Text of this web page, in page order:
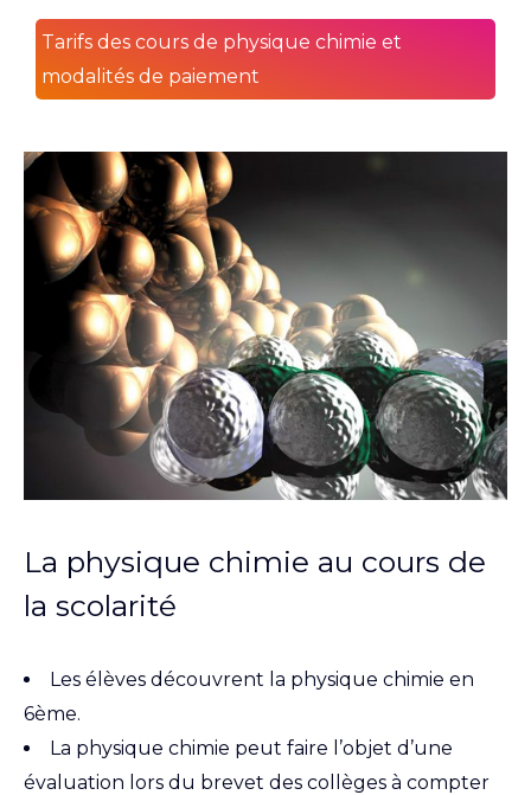
Tarifs des cours de physique chimie et
modalités de paiement
La physique chimie au cours de
la scolarité
Les élèves découvrent la physique chimie en
6ème.
La physique chimie peut faire l’objet d’une
évaluation lors du brevet des collèges à compter